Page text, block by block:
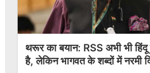
थरूर का बयान: RSS अभी भी हिंदू
है, लेकिन भागवत के शब्दों में नरमी